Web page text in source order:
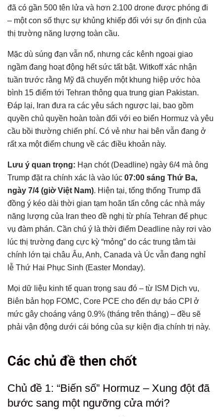
đã có gần 500 tên lửa và hơn 2.100 drone được phóng đi
– một con số thực sự khủng khiếp đối với sự ổn định của
thị trường năng lượng toàn cầu.
Mặc dù súng đạn vẫn nổ, nhưng các kênh ngoại giao
ngầm đang hoạt động hết sức tất bật. Witkoff xác nhận
tuần trước rằng Mỹ đã chuyển một khung hiệp ước hòa
bình 15 điểm tới Tehran thông qua trung gian Pakistan.
Đáp lại, Iran đưa ra các yêu sách ngược lại, bao gồm
quyền chủ quyền hoàn toàn đối với eo biển Hormuz và yêu
cầu bồi thường chiến phí. Có vẻ như hai bên vẫn đang ở
rất xa một điểm chung về các điều khoản này.
Lưu ý quan trọng: Hạn chót (Deadline) ngày 6/4 mà ông
Trump đặt ra chính xác là vào lúc 07:00 sáng Thứ Ba,
ngày 7/4 (giờ Việt Nam). Hiện tại, tổng thống Trump đã
đồng ý kéo dài thời gian tạm hoãn tấn công các nhà máy
năng lượng của Iran theo đề nghị từ phía Tehran để phục
vụ đàm phán. Cần chú ý là thời điểm Deadline này rơi vào
lúc thị trường đang cực kỳ “mỏng” do các trung tâm tài
chính lớn tại châu Âu, Anh, Canada và Úc vẫn đang nghỉ
lễ Thứ Hai Phục Sinh (Easter Monday).
Mọi dữ liệu kinh tế quan trọng sau đó – từ ISM Dịch vụ,
Biên bản họp FOMC, Core PCE cho đến dự báo CPI ở
mức gây choáng váng 0.9% (tháng trên tháng) – đều sẽ
phải vận động dưới cái bóng của sự kiện địa chính trị này.
Tổng hợp bài viết
Chủ đề 1: “Biến số” Hormuz – Xung đột đã bước sang
một ngưỡng cửa mới?
Chủ đề 2: Phán quyết lạm phát – Liệu Fed có còn giữ
Các chủ đề then chốt
Chủ đề 1: “Biến số” Hormuz – Xung đột đã
bước sang một ngưỡng cửa mới?